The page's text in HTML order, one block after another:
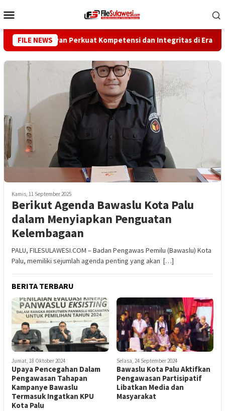
ke
Mobile
FILE NEWS
Wartawan Perkuat Kompetensi dan Integritas di Era Digital
Kamis, 11 September 2025
Berikut Agenda Bawaslu Kota Palu
dalam Menyiapkan Penguatan
Kelembagaan
PALU, FILESULAWESI.COM – Badan Pengawas Pemilu (Bawaslu) Kota
Palu, memiliki sejumlah agenda penting yang akan […]
BERITA TERBARU
Jumat, 18 Oktober 2024
Upaya Pencegahan Dalam
Pengawasan Tahapan
Kampanye Bawaslu
Termasuk Ingatkan KPU
Kota Palu
Selasa, 24 September 2024
Bawaslu Kota Palu Aktifkan
Pengawasan Partisipatif
Libatkan Media dan
Masyarakat